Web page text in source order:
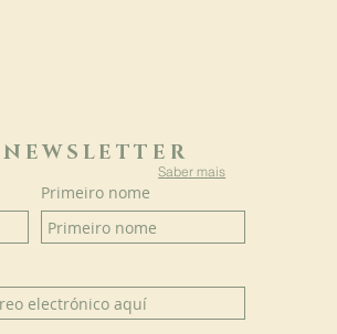
Saber mais
Primeiro nome